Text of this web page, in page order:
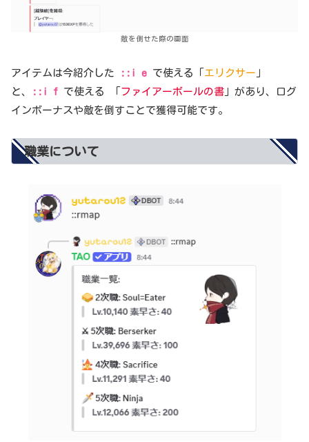
敵を倒せた際の画面
アイテムは今紹介した ::i e で使える「 エリクサー 」
と、
::i f で使える 「 ファイアーボールの書 」があり、ログ
インボーナスや敵を倒すことで獲得可能です。
職業について